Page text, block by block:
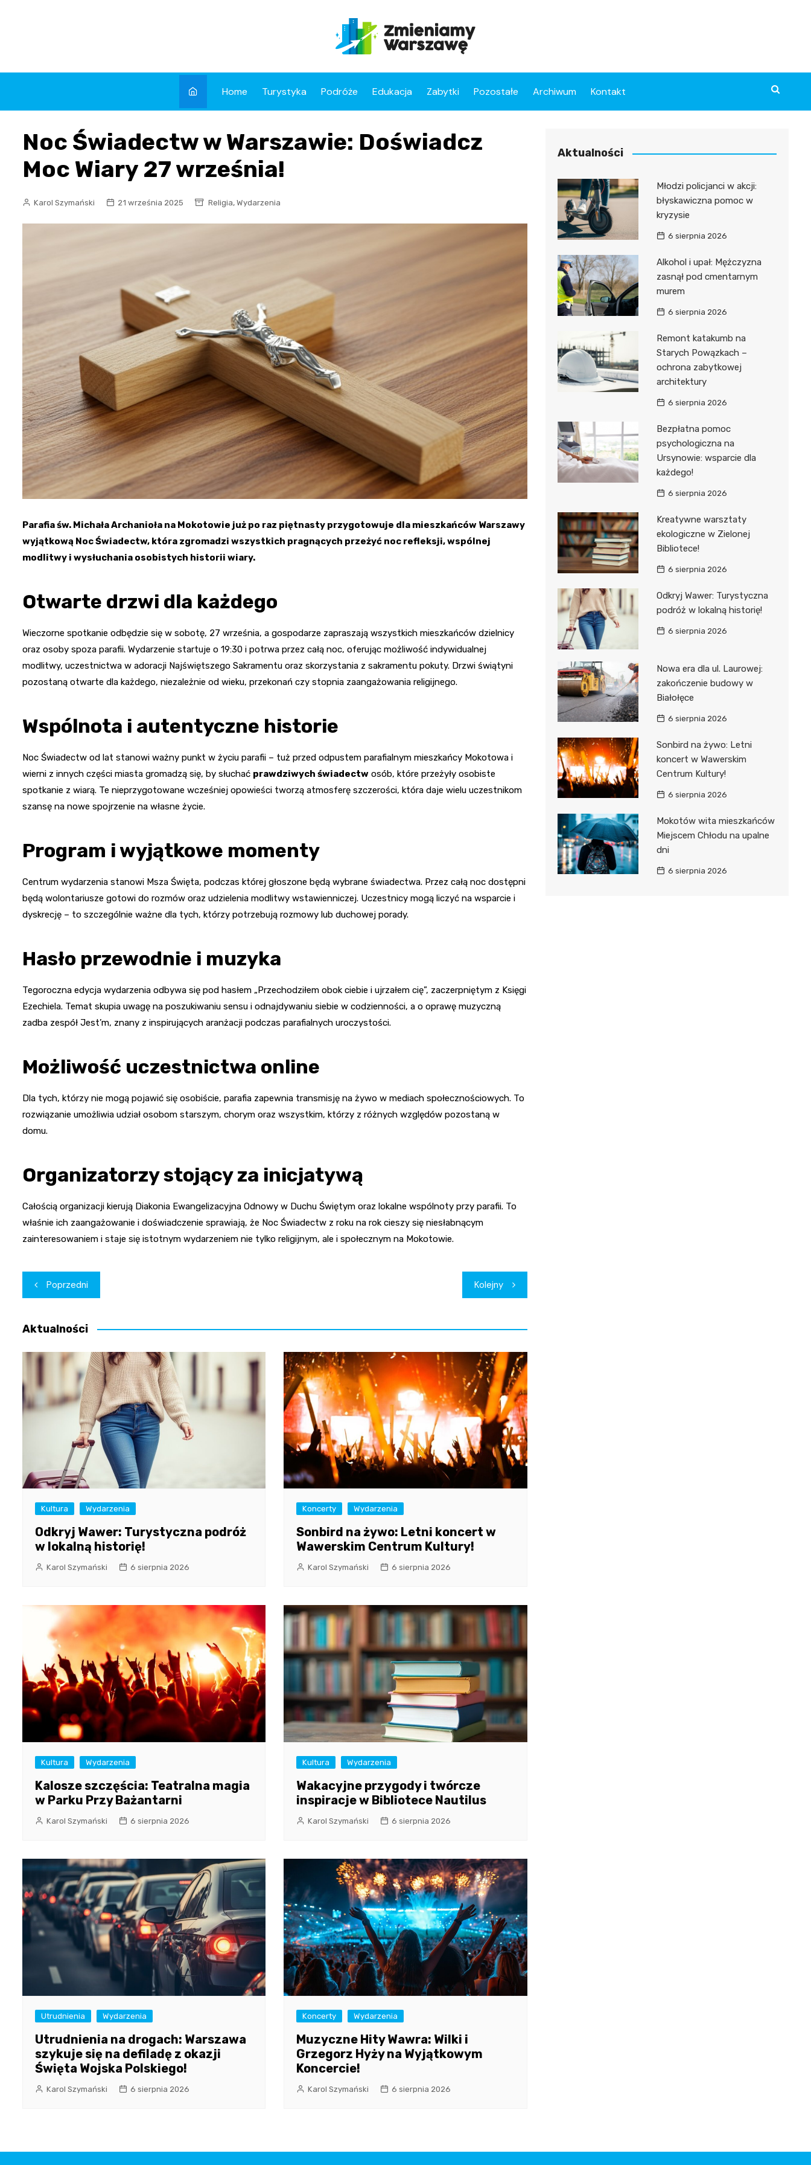
Home Turystyka Podróże Edukacja Zabytki Pozostałe Archiwum Kontakt
Noc Świadectw w Warszawie: Doświadcz
Moc Wiary 27 września!
Karol Szymański 21 września 2025 Religia, Wydarzenia
Parafia św. Michała Archanioła na Mokotowie już po raz piętnasty przygotowuje dla mieszkańców Warszawy
wyjątkową Noc Świadectw, która zgromadzi wszystkich pragnących przeżyć noc refleksji, wspólnej
modlitwy i wysłuchania osobistych historii wiary.
Otwarte drzwi dla każdego
Wieczorne spotkanie odbędzie się w sobotę, 27 września, a gospodarze zapraszają wszystkich mieszkańców dzielnicy
oraz osoby spoza parafii. Wydarzenie startuje o 19:30 i potrwa przez całą noc, oferując możliwość indywidualnej
modlitwy, uczestnictwa w adoracji Najświętszego Sakramentu oraz skorzystania z sakramentu pokuty. Drzwi świątyni
pozostaną otwarte dla każdego, niezależnie od wieku, przekonań czy stopnia zaangażowania religijnego.
Wspólnota i autentyczne historie
Noc Świadectw od lat stanowi ważny punkt w życiu parafii – tuż przed odpustem parafialnym mieszkańcy Mokotowa i
wierni z innych części miasta gromadzą się, by słuchać prawdziwych świadectw osób, które przeżyły osobiste
spotkanie z wiarą. Te nieprzygotowane wcześniej opowieści tworzą atmosferę szczerości, która daje wielu uczestnikom
szansę na nowe spojrzenie na własne życie.
Program i wyjątkowe momenty
Centrum wydarzenia stanowi Msza Święta, podczas której głoszone będą wybrane świadectwa. Przez całą noc dostępni
będą wolontariusze gotowi do rozmów oraz udzielenia modlitwy wstawienniczej. Uczestnicy mogą liczyć na wsparcie i
dyskrecję – to szczególnie ważne dla tych, którzy potrzebują rozmowy lub duchowej porady.
Hasło przewodnie i muzyka
Tegoroczna edycja wydarzenia odbywa się pod hasłem „Przechodziłem obok ciebie i ujrzałem cię”, zaczerpniętym z Księgi
Ezechiela. Temat skupia uwagę na poszukiwaniu sensu i odnajdywaniu siebie w codzienności, a o oprawę muzyczną
zadba zespół Jest’m, znany z inspirujących aranżacji podczas parafialnych uroczystości.
Możliwość uczestnictwa online
Dla tych, którzy nie mogą pojawić się osobiście, parafia zapewnia transmisję na żywo w mediach społecznościowych. To
rozwiązanie umożliwia udział osobom starszym, chorym oraz wszystkim, którzy z różnych względów pozostaną w
domu.
Organizatorzy stojący za inicjatywą
Całością organizacji kierują Diakonia Ewangelizacyjna Odnowy w Duchu Świętym oraz lokalne wspólnoty przy parafii. To
właśnie ich zaangażowanie i doświadczenie sprawiają, że Noc Świadectw z roku na rok cieszy się niesłabnącym
zainteresowaniem i staje się istotnym wydarzeniem nie tylko religijnym, ale i społecznym na Mokotowie.
Nawigacja
wpisu
Poprzedni Kolejny
Aktualności
Kultura Wydarzenia
Odkryj Wawer: Turystyczna podróż
w lokalną historię!
Karol Szymański 6 sierpnia 2026
Koncerty Wydarzenia
Sonbird na żywo: Letni koncert w
Wawerskim Centrum Kultury!
Karol Szymański 6 sierpnia 2026
Kultura Wydarzenia
Kalosze szczęścia: Teatralna magia
w Parku Przy Bażantarni
Karol Szymański 6 sierpnia 2026
Kultura Wydarzenia
Wakacyjne przygody i twórcze
inspiracje w Bibliotece Nautilus
Karol Szymański 6 sierpnia 2026
Utrudnienia Wydarzenia
Utrudnienia na drogach: Warszawa
szykuje się na defiladę z okazji
Święta Wojska Polskiego!
Karol Szymański 6 sierpnia 2026
Koncerty Wydarzenia
Muzyczne Hity Wawra: Wilki i
Grzegorz Hyży na Wyjątkowym
Koncercie!
Karol Szymański 6 sierpnia 2026
Aktualności
Młodzi policjanci w akcji:
błyskawiczna pomoc w
kryzysie
6 sierpnia 2026
Alkohol i upał: Mężczyzna
zasnął pod cmentarnym
murem
6 sierpnia 2026
Remont katakumb na
Starych Powązkach –
ochrona zabytkowej
architektury
6 sierpnia 2026
Bezpłatna pomoc
psychologiczna na
Ursynowie: wsparcie dla
każdego!
6 sierpnia 2026
Kreatywne warsztaty
ekologiczne w Zielonej
Bibliotece!
6 sierpnia 2026
Odkryj Wawer: Turystyczna
podróż w lokalną historię!
6 sierpnia 2026
Nowa era dla ul. Laurowej:
zakończenie budowy w
Białołęce
6 sierpnia 2026
Sonbird na żywo: Letni
koncert w Wawerskim
Centrum Kultury!
6 sierpnia 2026
Mokotów wita mieszkańców
Miejscem Chłodu na upalne
dni
6 sierpnia 2026